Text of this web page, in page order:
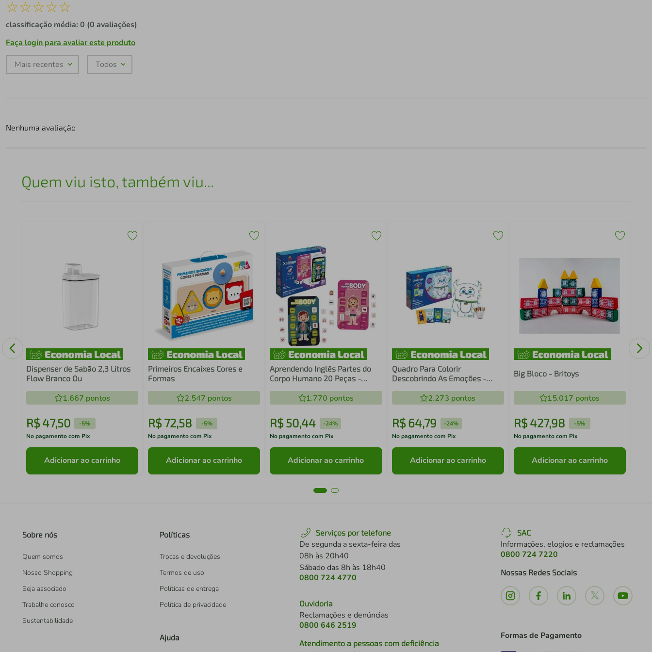
☆☆☆☆☆
classificação média: 0 (0 avaliações)
Faça login para avaliar este produto
Mais recentes Todos
Nenhuma avaliação
Quem viu isto, também viu...
Dispenser de Sabão 2,3 Litros
Flow Branco Ou
1.667 pontos
R$ 47,50 -5%
No pagamento com Pix
Adicionar ao carrinho
Primeiros Encaixes Cores e
Formas
2.547 pontos
R$ 72,58 -5%
No pagamento com Pix
Adicionar ao carrinho
Aprendendo Inglês Partes do
Corpo Humano 20 Peças -
1.770 pontos
R$50,44 -24%
No pagamento com Pix
Adicionar ao carrinho
Quadro Para Colorir
Descobrindo As Emoções -
2.273 pontos
R$ 64,79 -24%
No pagamento com Pix
Adicionar ao carrinho
Big Bloco - Britoys
15.017 pontos
R$ 427,98 -5%
No pagamento com Pix
Adicionar ao carrinho
Sobre nós
Quem somos
Nosso Shopping
Seja associado
Trabalhe conosco
Sustentabilidade
Políticas
Trocas e devoluções
Termos de uso
Políticas de entrega
Política de privacidade
Ajuda
Serviços por telefone
De segunda a sexta-feira das
08h às 20h40
Sábado das 8h às 18h40
0800 724 4770
Ouvidoria
Reclamações e denúncias
0800 646 2519
Atendimento a pessoas com deficiência
SAC
Informações, elogios e reclamações
0800 724 7220
Nossas Redes Sociais
Formas de Pagamento